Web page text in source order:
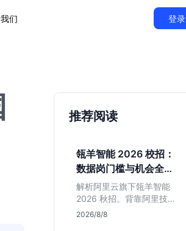
们 登录
推荐阅读
瓴羊智能 2026 校招：
数据岗门槛与机会全拆
解
解析阿里云旗下瓴羊智能
2026 秋招。背靠阿里技术
底座，主打 DaaS 业务。
2026/8/8